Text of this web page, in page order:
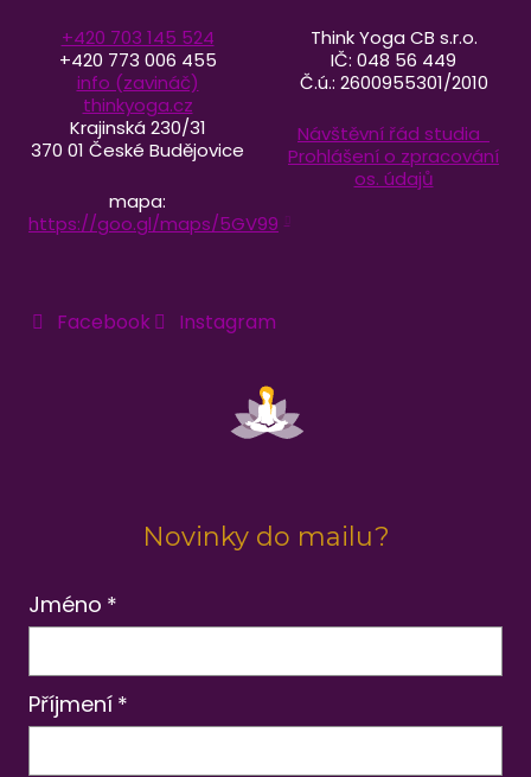
+420 703 145 524
+420 773 006 455
info (zavináč)
thinkyoga.cz
Krajinská 230/31
370 01 České Budějovice
mapa:
https://goo.gl/maps/5GV99
Think Yoga CB s.r.o.
IČ: 048 56 449
Č.ú.: 2600955301/2010
Návštěvní řád studia
Prohlášení o zpracování
os. údajů
Facebook Instagram
Novinky do mailu?
Jméno *
Příjmení *